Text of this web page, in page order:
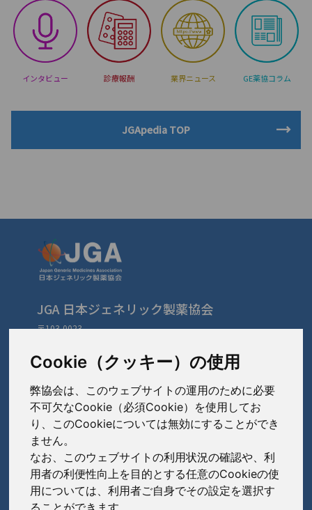
Cookie（クッキー）の使用
弊協会は、このウェブサイトの運用のために必要
不可欠なCookie（必須Cookie）を使用してお
り、このCookieについては無効にすることができ
ません。
なお、このウェブサイトの利用状況の確認や、利
用者の利便性向上を目的とする任意のCookieの使
用については、利用者ご自身でその設定を選択す
ることができます。
インタビュー 診療報酬 業界ニュース GE薬協コラム
JGApedia TOP
JGA 日本ジェネリック製薬協会
〒103-0023
TEL: 03-3279-1890 / FAX: 03-3241-2978
会員会社（あ〜さ）
あゆみ製薬株式会社
岩城製薬株式会社
大蔵製薬株式会社
会員会社（た〜は）
大興製薬株式会社
ダイト株式会社
会員会社 （ま〜わ）